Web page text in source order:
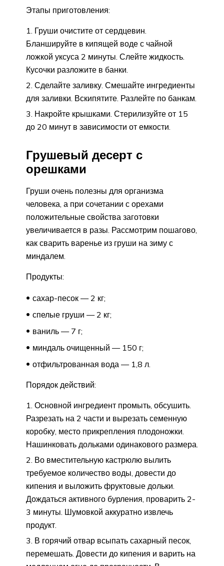
Этапы приготовления:
Груши очистите от сердцевин.
Бланшируйте в кипящей воде с чайной
ложкой уксуса 2 минуты. Слейте жидкость.
Кусочки разложите в банки.
Сделайте заливку. Смешайте ингредиенты
для заливки. Вскипятите. Разлейте по банкам.
Накройте крышками. Стерилизуйте от 15
до 20 минут в зависимости от емкости.
Грушевый десерт с
орешками
Груши очень полезны для организма
человека, а при сочетании с орехами
положительные свойства заготовки
увеличивается в разы. Рассмотрим пошагово,
как сварить варенье из груши на зиму с
миндалем.
Продукты:
сахар-песок — 2 кг;
спелые груши — 2 кг;
ваниль — 7 г;
миндаль очищенный — 150 г;
отфильтрованная вода — 1,8 л.
Порядок действий:
Основной ингредиент промыть, обсушить.
Разрезать на 2 части и вырезать семенную
коробку, место прикрепления плодоножки.
Нашинковать дольками одинакового размера.
Во вместительную кастрюлю вылить
требуемое количество воды, довести до
кипения и выложить фруктовые дольки.
Дождаться активного бурления, проварить 2-
3 минуты. Шумовкой аккуратно извлечь
продукт.
В горячий отвар всыпать сахарный песок,
перемешать. Довести до кипения и варить на